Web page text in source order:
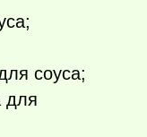
соуса;
для